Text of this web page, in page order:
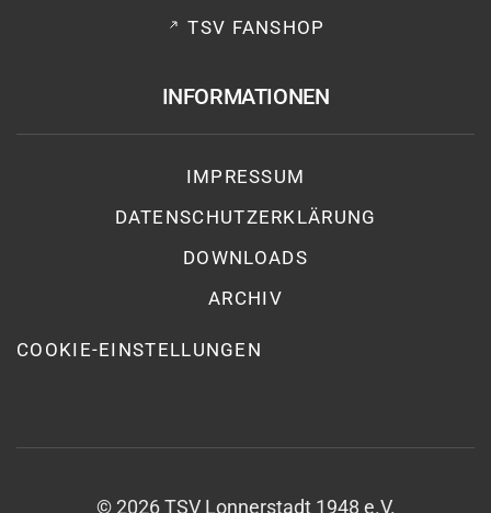
TSV FANSHOP
INFORMATIONEN
IMPRESSUM
DATENSCHUTZ­ERKLÄRUNG
DOWNLOADS
ARCHIV
COOKIE-EINSTELLUNGEN
© 2026TSV Lonnerstadt 1948 e.V.